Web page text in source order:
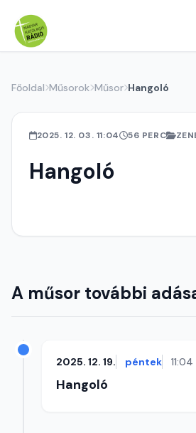
Főoldal Műsorok Műsor Hangoló
2025. 12. 03. 11:04 56 PERC
Hangoló
A műsor további
2025. 12. 19. péntek 11:04
Hangoló